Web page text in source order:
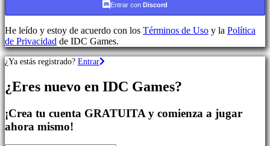
Juegos
Juegos
indie
Juegos
de
Juegos
puzles
Juegos
de
lucha
Entrar con Discord
He leído y estoy de acuerdo con los Términos de Uso y la Política
de Privacidad de IDC Games.
¿Ya estás registrado? Entrar
¿Eres nuevo en IDC Games?
¡Crea tu cuenta GRATUITA y comienza a jugar
ahora mismo!